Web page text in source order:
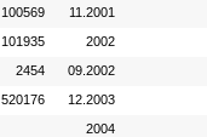
100569 11.2001
101935 2002
2454 09.2002
520176 12.2003
2004